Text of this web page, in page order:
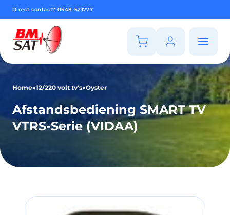
Direct contact? 0548-521777
Home»12/220 volt tv's»Oyster
Afstandsbediening SMART TV
VTRS-Serie (VIDAA)